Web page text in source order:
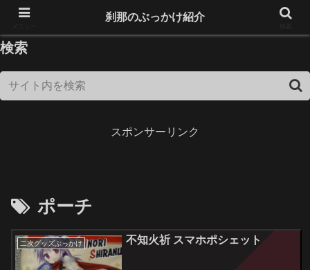
18歳未満は閲覧できません！
検索
スポンサーリンク
ポーチ
二次グッズぶっかけ 不知火祈 スマホポシェット
刹那のぶっかけ紹介